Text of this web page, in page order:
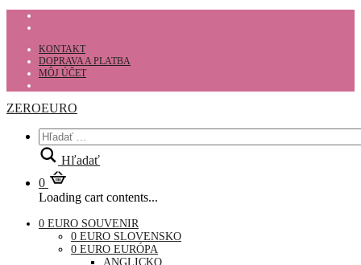
KONTAKT
DOPRAVA A PLATBA
MÔJ ÚČET
ZEROEURO
Hľadať
0
Loading cart contents...
0 EURO SOUVENIR
0 EURO SLOVENSKO
0 EURO EURÓPA
ANGLICKO